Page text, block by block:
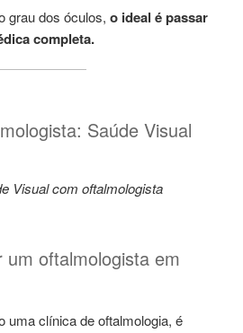
grau dos óculos, o ideal é passar
completa.
Saúde Visual
Visual com oftalmologista
um oftalmologista em
uma clínica de oftalmologia, é